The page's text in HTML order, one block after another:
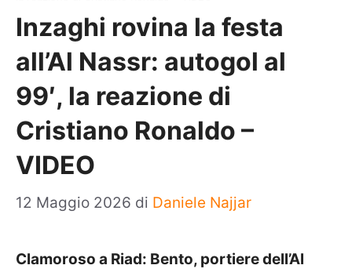
Inzaghi rovina la festa
all’Al Nassr: autogol al
99′, la reazione di
Cristiano Ronaldo –
VIDEO
12 Maggio 2026 di Daniele Najjar
Clamoroso a Riad: Bento, portiere dell’Al